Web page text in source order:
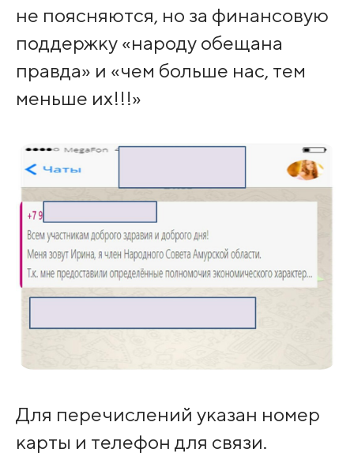
не поясняются, но за финансовую
поддержку «народу обещана
правда» и «чем больше нас, тем
меньше их!!!»
Для перечислений указан номер
карты и телефон для связи.